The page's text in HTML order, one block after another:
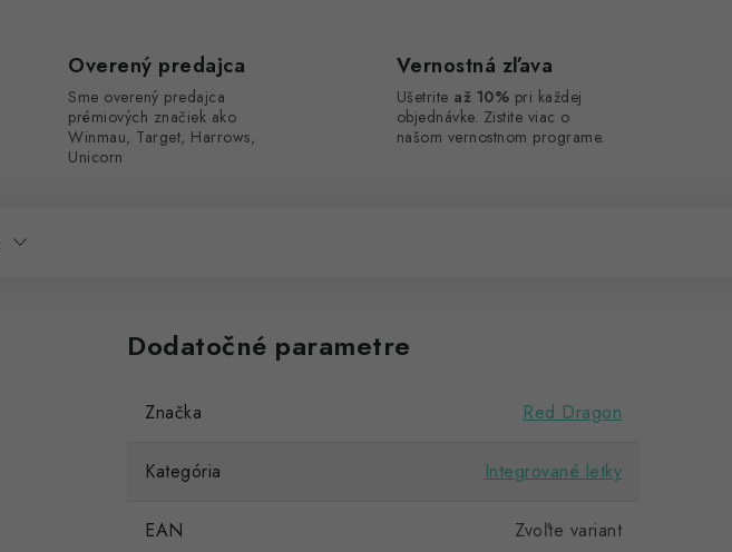
Overený predajca
Sme overený predajca
prémiových značiek ako
Winmau, Target, Harrows,
Unicorn
Vernostná zľava
Ušetrite až 10% pri každej
objednávke. Zistite viac o
našom vernostnom programe.
Dodatočné parametre
Značka Red Dragon
Kategória Integrované letky
EAN Zvoľte variant